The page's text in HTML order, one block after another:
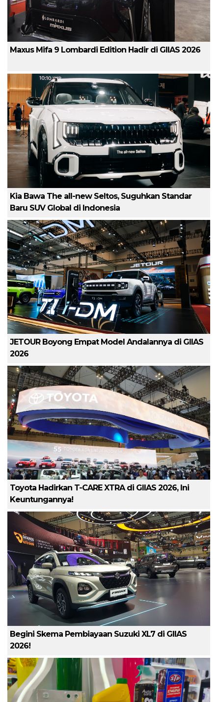
Maxus Mifa 9 Lombardi Edition Hadir di GIIAS 2026
Kia Bawa The all-new Seltos, Suguhkan Standar
Baru SUV Global di Indonesia
JETOUR Boyong Empat Model Andalannya di GIIAS
2026
Toyota Hadirkan T-CARE XTRA di GIIAS 2026, Ini
Keuntungannya!
Begini Skema Pembiayaan Suzuki XL7 di GIIAS
2026!